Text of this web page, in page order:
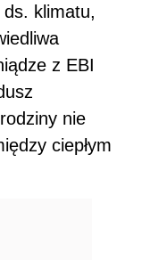
klimatu,
z EBI
nie
ciepłym